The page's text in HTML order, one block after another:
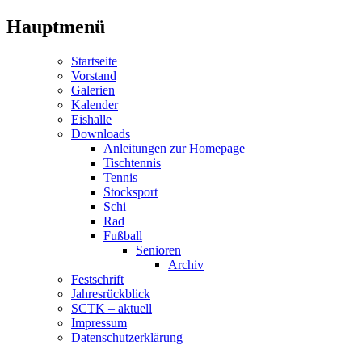
Hauptmenü
Startseite
Vorstand
Galerien
Kalender
Eishalle
Downloads
Anleitungen zur Homepage
Tischtennis
Tennis
Stocksport
Schi
Rad
Fußball
Senioren
Archiv
Festschrift
Jahresrückblick
SCTK – aktuell
Impressum
Datenschutzerklärung